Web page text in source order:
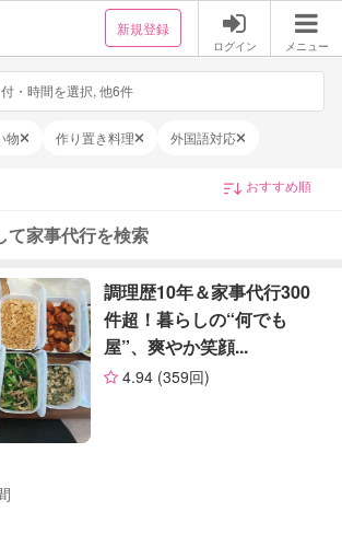
新規登録
ログイン メニュー
・時間を選択, 他6件
物 作り置き料理 外国語対応
て家事代行を検索
調理歴10年＆家事代行300
件超！暮らしの“何でも
屋”、爽やか笑顔...
4.94 (359回)